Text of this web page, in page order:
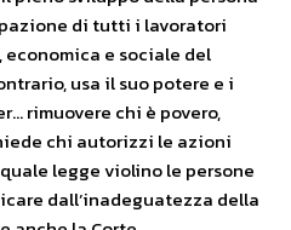
di tutti i lavoratori
e sociale del
usa il suo potere e i
rimuovere chi è povero,
chi autorizzi le azioni
legge violino le persone
dall’inadeguatezza della